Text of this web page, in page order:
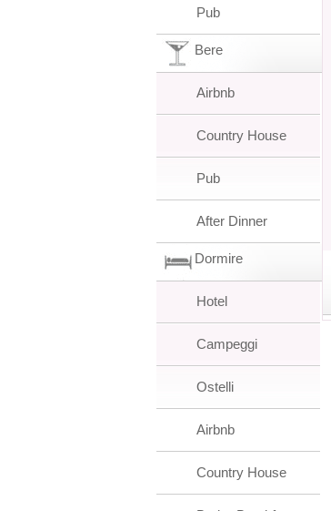
Pub
Bere
Airbnb
Country House
Pub
After Dinner
Dormire
Hotel
Campeggi
Ostelli
Airbnb
Country House